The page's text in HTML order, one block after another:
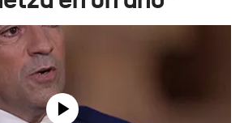
Eguraldia